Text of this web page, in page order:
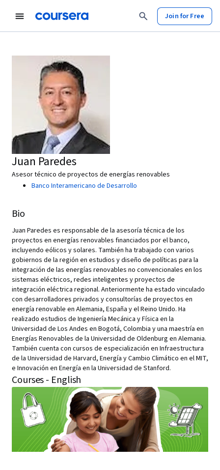
Join for Free
Juan Paredes
Asesor técnico de proyectos de energías renovables
Banco Interamericano de Desarrollo
Bio
Juan Paredes es responsable de la asesoría técnica de los
proyectos en energías renovables financiados por el banco,
incluyendo eólicos y solares. También ha trabajado con varios
gobiernos de la región en estudios y diseño de políticas para la
integración de las energías renovables no convencionales en los
sistemas eléctricos, redes inteligentes y proyectos de
integración eléctrica regional. Anteriormente ha estado vinculado
con desarrolladores privados y consultorías de proyectos en
energía renovable en Alemania, España y el Reino Unido. Ha
realizado estudios de Ingeniería Mecánica y Física en la
Universidad de Los Andes en Bogotá, Colombia y una maestría en
Energías Renovables de la Universidad de Oldenburg en Alemania.
También cuenta con cursos de especialización en Infraestructura
de la Universidad de Harvard, Energía y Cambio Climático en el MIT,
e Innovación en Energía en la Universidad de Stanford.
Courses - English